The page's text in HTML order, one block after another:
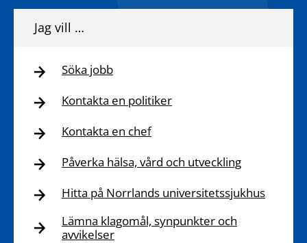
Jag vill …
Söka jobb
Kontakta en politiker
Kontakta en chef
Påverka hälsa, vård och utveckling
Hitta på Norrlands universitetssjukhus
Lämna klagomål, synpunkter och
avvikelser